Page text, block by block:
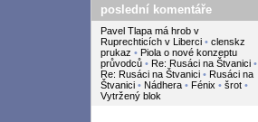
poslední komentáře
Pavel Tlapa má hrob v
Ruprechticích v Liberci • clenskz
prukaz • Piola o nové konzeptu
průvodců • Re: Rusáci na Štvanici •
Re: Rusáci na Štvanici • Rusáci na
Štvanici • Nádhera • Fénix • šrot •
Vytržený blok